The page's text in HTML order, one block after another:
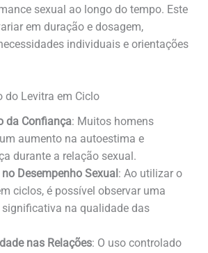
sexual ao longo do tempo. Este
em duração e dosagem,
individuais e orientações
do Levitra em Ciclo
da Confiança: Muitos homens
aumento na autoestima e
durante a relação sexual.
Desempenho Sexual : Ao utilizar o
ciclos, é possível observar uma
significativa na qualidade das
nas Relações: O uso controlado